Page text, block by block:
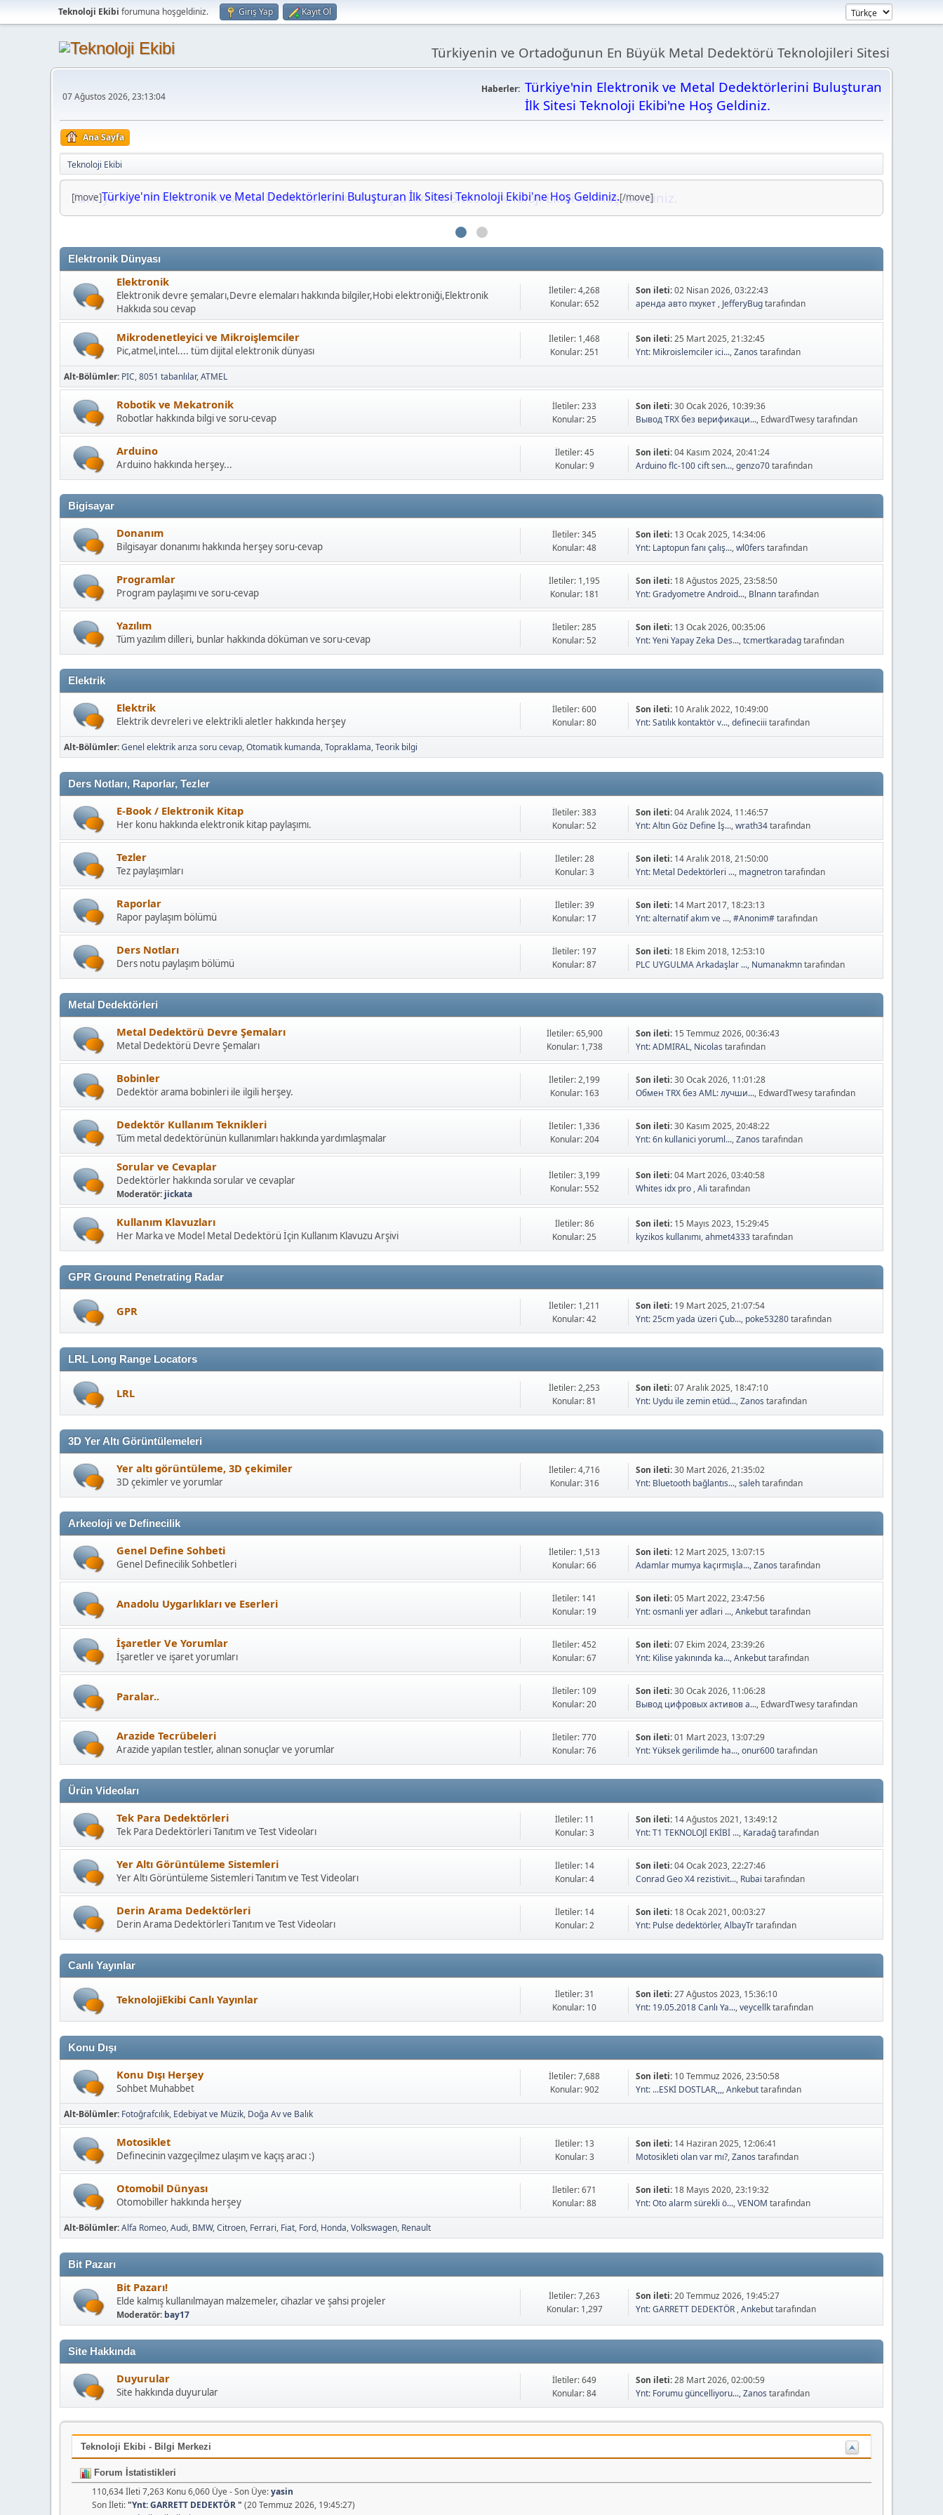
Teknoloji Ekibi forumuna hoşgeldiniz. Giriş Yap Kayıt Ol
Türkiyenin ve Ortadoğunun En Büyük Metal Dedektörü Teknolojileri Sitesi
07 Ağustos 2026, 23:13:04
Haberler: Türkiye'nin Elektronik ve Metal Dedektörlerini Buluşturan
İlk Sitesi Teknoloji Ekibi'ne Hoş Geldiniz.
Ana Sayfa
Teknoloji Ekibi
Türkiye'nin Elektronik ve Metal Dedektörlerini Buluşturan İlk Sitesi Teknoloji Ekibi'ne Hoş Geldiniz.
[move]Türkiye'nin Elektronik ve Metal Dedektörlerini Buluşturan İlk Sitesi Teknoloji Ekibi'ne Hoş Geldiniz.[/move]
Elektronik Dünyası
Elektronik
Elektronik devre şemaları,Devre elemaları hakkında bilgiler,Hobi elektroniği,Elektronik
Hakkıda sou cevap
İletiler: 4,268
Konular: 652
Son ileti:02 Nisan 2026, 03:22:43
аренда авто пхукет , JefferyBugtarafından
Mikrodenetleyici ve Mikroişlemciler
Pic,atmel,intel.... tüm dijital elektronik dünyası
İletiler: 1,468
Konular: 251
Son ileti:25 Mart 2025, 21:32:45
Ynt: Mikroislemciler ici...,Zanos tarafından
Alt-Bölümler PIC 8051 tabanlılar ATMEL
Robotik ve Mekatronik
Robotlar hakkında bilgi ve soru-cevap
İletiler: 233
Konular: 25
Son ileti:30 Ocak 2026, 10:39:36
Вывод TRX без верификаци..., EdwardTwesy tarafından
Arduino
Arduino hakkında herşey...
İletiler: 45
Konular: 9
Son ileti:04 Kasım 2024, 20:41:24
Arduino flc-100 cift sen...,genzo70tarafından
Bigisayar
Donanım
Bilgisayar donanımı hakkında herşey soru-cevap
İletiler: 345
Konular: 48
Son ileti: 13 Ocak 2025, 14:34:06
Ynt: Laptopun fanı çalış...,wl0fers tarafından
Programlar
Program paylaşımı ve soru-cevap
İletiler: 1,195
Konular: 181
Son ileti: 18 Ağustos 2025, 23:58:50
Ynt: Gradyometre Android..., Blnanntarafından
Yazılım
Tüm yazılım dilleri, bunlar hakkında döküman ve soru-cevap
İletiler: 285
Konular: 52
Son ileti: 13 Ocak 2026, 00:35:06
Ynt: Yeni Yapay Zeka Des...,tcmertkaradagtarafından
Elektrik
Elektrik
Elektrik devreleri ve elektrikli aletler hakkında herşey
İletiler: 600
Konular: 80
Son ileti: 10 Aralık 2022, 10:49:00
Ynt: Satılık kontaktör v...,defineciii tarafından
Alt-Bölümler Genel elektrik arıza soru cevap Otomatik kumanda Topraklama Teorik bilgi
Ders Notları, Raporlar, Tezler
E-Book / Elektronik Kitap
Her konu hakkında elektronik kitap paylaşımı.
İletiler: 383
Konular: 52
Son ileti:04 Aralık 2024, 11:46:57
Ynt: Altın Göz Define İş...,wrath34tarafından
Tezler
Tez paylaşımları
İletiler: 28
Konular: 3
Son ileti: 14 Aralık 2018, 21:50:00
Ynt: Metal Dedektörleri ..., magnetrontarafından
Raporlar
Rapor paylaşım bölümü
İletiler: 39
Konular: 17
Son ileti: 14 Mart 2017, 18:23:13
Ynt: alternatif akım ve ...,#Anonim#tarafından
Ders Notları
Ders notu paylaşım bölümü
İletiler: 197
Konular: 87
Son ileti: 18 Ekim 2018, 12:53:10
PLC UYGULMA Arkadaşlar ..., Numanakmntarafından
Metal Dedektörleri
Metal Dedektörü Devre Şemaları
Metal Dedektörü Devre Şemaları
İletiler: 65,900
Konular: 1,738
Son ileti: 15 Temmuz 2026, 00:36:43
Ynt: ADMIRAL, Nicolas tarafından
Bobinler
Dedektör arama bobinleri ile ilgili herşey.
İletiler: 2,199
Konular: 163
Son ileti:30 Ocak 2026, 11:01:28
Обмен TRX без AML: лучши..., EdwardTwesy tarafından
Dedektör Kullanım Teknikleri
Tüm metal dedektörünün kullanımları hakkında yardımlaşmalar
İletiler: 1,336
Konular: 204
Son ileti:30 Kasım 2025, 20:48:22
Ynt: 6n kullanici yoruml...,Zanos tarafından
Sorular ve Cevaplar
Dedektörler hakkında sorular ve cevaplar
Moderatör: jickata
İletiler: 3,199
Konular: 552
Son ileti:04 Mart 2026, 03:40:58
Whites idx pro ,Ali tarafından
Kullanım Klavuzları
Her Marka ve Model Metal Dedektörü İçin Kullanım Klavuzu Arşivi
İletiler: 86
Konular: 25
Son ileti: 15 Mayıs 2023, 15:29:45
kyzikos kullanımı,ahmet4333tarafından
GPR Ground Penetrating Radar
GPR
İletiler: 1,211
Konular: 42
Son ileti: 19 Mart 2025, 21:07:54
Ynt: 25cm yada üzeri Çub..., poke53280tarafından
LRL Long Range Locators
LRL
İletiler: 2,253
Konular: 81
Son ileti:07 Aralık 2025, 18:47:10
Ynt: Uydu ile zemin etüd...,Zanos tarafından
3D Yer Altı Görüntülemeleri
Yer altı görüntüleme, 3D çekimiler
3D çekimler ve yorumlar
İletiler: 4,716
Konular: 316
Son ileti:30 Mart 2026, 21:35:02
Ynt: Bluetooth bağlantıs...,salehtarafından
Arkeoloji ve Definecilik
Genel Define Sohbeti
Genel Definecilik Sohbetleri
İletiler: 1,513
Konular: 66
Son ileti: 12 Mart 2025, 13:07:15
Adamlar mumya kaçırmışla...,Zanos tarafından
Anadolu Uygarlıkları ve Eserleri
İletiler: 141
Konular: 19
Son ileti:05 Mart 2022, 23:47:56
Ynt: osmanli yer adlari ...,Ankebuttarafından
İşaretler Ve Yorumlar
İşaretler ve işaret yorumları
İletiler: 452
Konular: 67
Son ileti:07 Ekim 2024, 23:39:26
Ynt: Kilise yakınında ka...,Ankebuttarafından
Paralar..
İletiler: 109
Konular: 20
Son ileti:30 Ocak 2026, 11:06:28
Вывод цифровых активов а..., EdwardTwesy tarafından
Arazide Tecrübeleri
Arazide yapılan testler, alınan sonuçlar ve yorumlar
İletiler: 770
Konular: 76
Son ileti:01 Mart 2023, 13:07:29
Ynt: Yüksek gerilimde ha...,onur600tarafından
Ürün Videoları
Tek Para Dedektörleri
Tek Para Dedektörleri Tanıtım ve Test Videoları
İletiler: 11
Konular: 3
Son ileti: 14 Ağustos 2021, 13:49:12
Ynt: T1 TEKNOLOJİ EKİBİ ..., Karadağtarafından
Yer Altı Görüntüleme Sistemleri
Yer Altı Görüntüleme Sistemleri Tanıtım ve Test Videoları
İletiler: 14
Konular: 4
Son ileti:04 Ocak 2023, 22:27:46
Conrad Geo X4 rezistivit..., Rubai tarafından
Derin Arama Dedektörleri
Derin Arama Dedektörleri Tanıtım ve Test Videoları
İletiler: 14
Konular: 2
Son ileti: 18 Ocak 2021, 00:03:27
Ynt: Pulse dedektörler,AlbayTrtarafından
Canlı Yayınlar
TeknolojiEkibi Canlı Yayınlar
İletiler: 31
Konular: 10
Son ileti:27 Ağustos 2023, 15:36:10
Ynt: 19.05.2018 Canlı Ya...,veycellktarafından
Konu Dışı
Konu Dışı Herşey
Sohbet Muhabbet
İletiler: 7,688
Konular: 902
Son ileti: 10 Temmuz 2026, 23:50:58
Ynt: ...ESKİ DOSTLAR,,,,Ankebuttarafından
Alt-Bölümler Fotoğrafcılık Edebiyat ve Müzik Doğa Av ve Balık
Motosiklet
Definecinin vazgeçilmez ulaşım ve kaçış aracı :)
İletiler: 13
Konular: 3
Son ileti: 14 Haziran 2025, 12:06:41
Motosikleti olan var mı?,Zanos tarafından
Otomobil Dünyası
Otomobiller hakkında herşey
İletiler: 671
Konular: 88
Son ileti: 18 Mayıs 2020, 23:19:32
Ynt: Oto alarm sürekli ö...,VENOM tarafından
Alt-Bölümler Alfa Romeo Audi BMW Citroen Ferrari Fiat Ford Honda Volkswagen Renault
Bit Pazarı
Bit Pazarı!
Elde kalmış kullanılmayan malzemeler, cihazlar ve şahsi projeler
Moderatör: bay17
İletiler: 7,263
Konular: 1,297
Son ileti:20 Temmuz 2026, 19:45:27
Ynt: GARRETT DEDEKTÖR ,Ankebuttarafından
Site Hakkında
Duyurular
Site hakkında duyurular
İletiler: 649
Konular: 84
Son ileti:28 Mart 2026, 02:00:59
Ynt: Forumu güncelliyoru...,Zanos tarafından
Teknoloji Ekibi - Bilgi Merkezi
Forum İstatistikleri
110,634 İleti 7,263 Konu 6,060 Üye - Son Üye:yasin
Son İleti:"Ynt: GARRETT DEDEKTÖR" (20 Temmuz 2026, 19:45:27)